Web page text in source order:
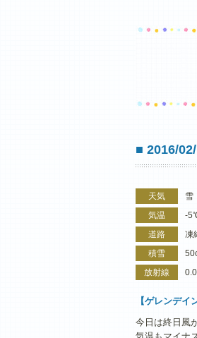
■ 2016/
天気
雪
気温
-
道路
凍
積雪
放射線
【ゲレンデイ
今日は終日風